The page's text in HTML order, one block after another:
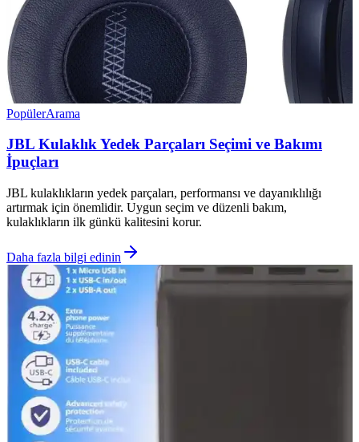
PopülerArama
JBL Kulaklık Yedek Parçaları Seçimi ve Bakımı
İpuçları
JBL kulaklıkların yedek parçaları, performansı ve dayanıklılığı
artırmak için önemlidir. Uygun seçim ve düzenli bakım,
kulaklıkların ilk günkü kalitesini korur.
Daha fazla bilgi edinin